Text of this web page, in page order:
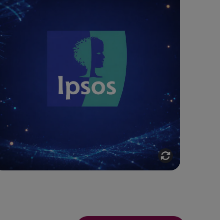
TRAVERS UNE VIDÉO
Création d'une vidéo motion design
dynamique pour présenter l'assistant
IA d'Ipsos, conçu pour simplifier
l'analyse du capital marque.
Voir l'étude de cas